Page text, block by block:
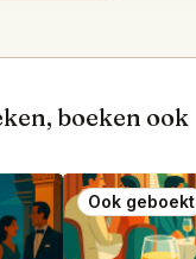
boeken ook
Ook geboekt